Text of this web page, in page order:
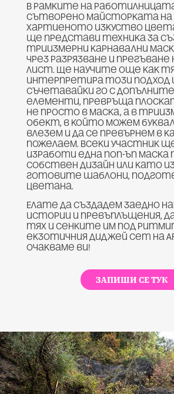
В рамките на
сътворено майсторката на
хартиеното изкуство
ще представи техника за
триизмерни карнавални
чрез разрязване и прегъване
лист. Ще научите още как
интерпретира този подход
съчетавайки го с
елементи, превръща
не просто в маска, а в
обект, в който можем
влезем и да се превърнем в
пожелаем. Всеки участник
изработи една поп-ъп маска
собствен дизайн или като
готовите шаблони,
Цветана.
Елате да създадем заедно
истории и превъплъщения,
тях и сенките им под
екзотичния диджей сет на
Очакваме ви!
ЗАПИШИ СЕ ТУК